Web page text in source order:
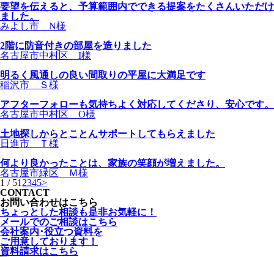
要望を伝えると、予算範囲内でできる提案をたくさんいただけ
ました。
みよし市 N様
2階に防音付きの部屋を造りました
名古屋市中村区 I様
明るく風通しの良い間取りの平屋に大満足です
稲沢市 Ｓ様
アフターフォローも気持ちよく対応してくださり、安心です。
名古屋市中村区 O様
土地探しからとことんサポートしてもらえました
日進市 Ｔ様
何より良かったことは、家族の笑顔が増えました。
名古屋市緑区 Ｍ様
1 / 51 2345>
CONTACT
お問い合わせはこちら
ちょっとした相談も是非お気軽に！
メールでのご相談はこちら
会社案内･役立つ資料を
ご用意しております！
資料請求はこちら